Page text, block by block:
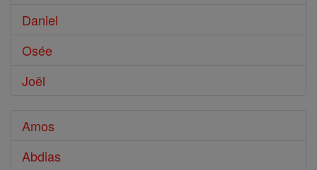
Daniel
Osée
Joël
Amos
Abdias